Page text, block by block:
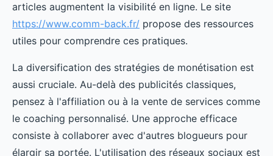
articles augmentent la visibilité en ligne. Le site
https://www.comm-back.fr/ propose des ressources
utiles pour comprendre ces pratiques.
La diversification des stratégies de monétisation est
aussi cruciale. Au-delà des publicités classiques,
pensez à l'affiliation ou à la vente de services comme
le coaching personnalisé. Une approche efficace
consiste à collaborer avec d'autres blogueurs pour
élargir sa portée. L'utilisation des réseaux sociaux est